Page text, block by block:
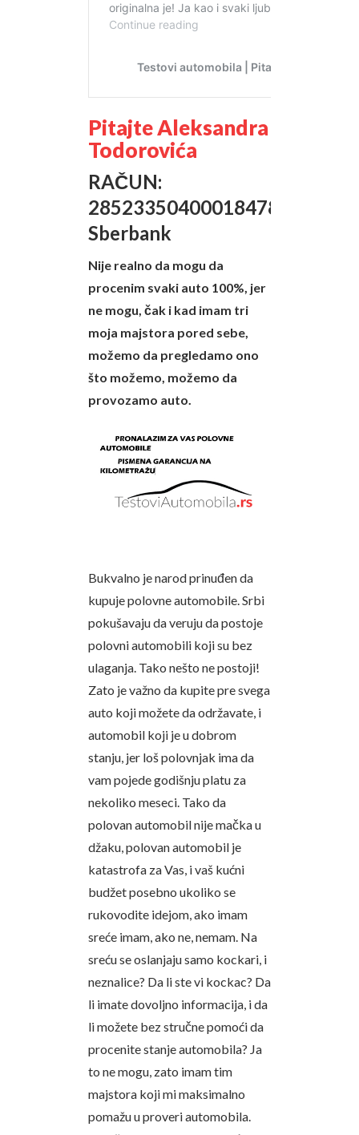
Pitajte Aleksandra
Todorovića
RAČUN:
285233504000184788
Sberbank
Nije realno da mogu da
procenim svaki auto 100%, jer
ne mogu, čak i kad imam tri
moja majstora pored sebe,
možemo da pregledamo ono
što možemo, možemo da
provozamo auto.
Bukvalno je narod prinuđen da
kupuje polovne automobile. Srbi
pokušavaju da veruju da postoje
polovni automobili koji su bez
ulaganja. Tako nešto ne postoji!
Zato je važno da kupite pre svega
auto koji možete da održavate, i
automobil koji je u dobrom
stanju, jer loš polovnjak ima da
vam pojede godišnju platu za
nekoliko meseci. Tako da
polovan automobil nije mačka u
džaku, polovan automobil je
katastrofa za Vas, i vaš kućni
budžet posebno ukoliko se
rukovodite idejom, ako imam
sreće imam, ako ne, nemam. Na
sreću se oslanjaju samo kockari, i
neznalice? Da li ste vi kockac? Da
li imate dovoljno informacija, i da
li možete bez stručne pomoći da
procenite stanje automobila? Ja
to ne mogu, zato imam tim
majstora koji mi maksimalno
pomažu u proveri automobila.